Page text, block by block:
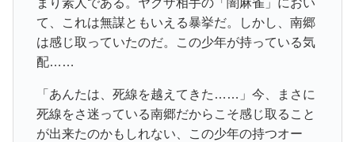
まり素人である。ヤクザ相手の「闇麻雀」におい
て、これは無謀ともいえる暴挙だ。しかし、南郷
は感じ取っていたのだ。この少年が持っている気
配……
「あんたは、死線を越えてきた……」今、まさに
死線をさ迷っている南郷だからこそ感じ取ること
が出来たのかもしれない、この少年の持つオー